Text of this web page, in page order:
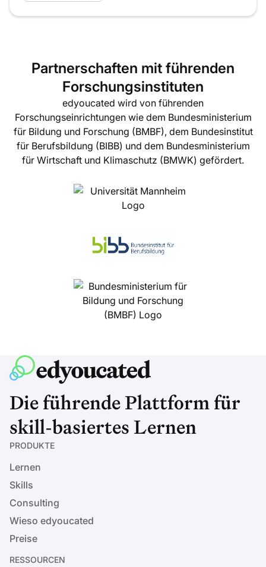
Partnerschaften mit führenden
Forschungsinstituten
edyoucated wird von führenden
Forschungseinrichtungen wie dem Bundesministerium
für Bildung und Forschung (BMBF), dem Bundesinstitut
für Berufsbildung (BIBB) und dem Bundesministerium
für Wirtschaft und Klimaschutz (BMWK) gefördert.
Die führende Plattform für
skill-basiertes Lernen
PRODUKTE
Lernen
Skills
Consulting
Wieso edyoucated
Preise
RESSOURCEN